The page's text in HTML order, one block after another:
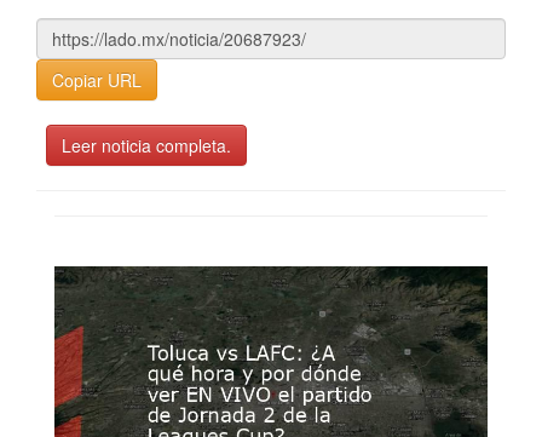
Copiar URL
Leer noticia completa.